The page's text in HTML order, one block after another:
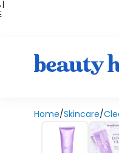
|
Home/Skincare/